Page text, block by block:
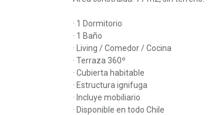
· 1 Dormitorio
· 1 Baño
· Living / Comedor / Cocina
· Terraza 360º
· Cubierta habitable
· Estructura ignifuga
· Incluye mobiliario
· Disponible en todo Chile